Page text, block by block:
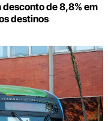
de 8,8% em
destinos